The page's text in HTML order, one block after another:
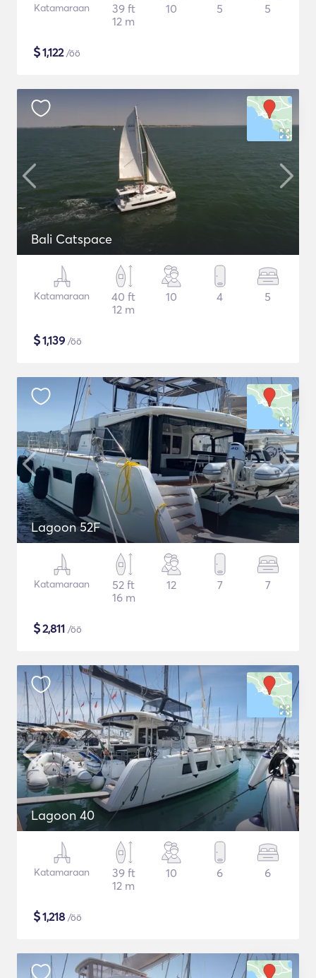
Katamaraan
39 ft
12 m
10 5 5
$1,122/öö
Bali Catspace
Katamaraan
40 ft
12 m
10 4 5
$1,139 /öö
Lagoon 52F
Katamaraan
52 ft
16 m
12 7 7
$2,811 /öö
Lagoon 40
Katamaraan
39 ft
12 m
10 6 6
$1,218 /öö